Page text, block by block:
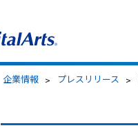
企業情報 プレスリリース